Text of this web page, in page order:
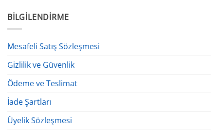
BILGILENDIRME
Mesafeli Satış Sözleşmesi
Gizlilik ve Güvenlik
Ödeme ve Teslimat
İade Şartları
Üyelik Sözleşmesi